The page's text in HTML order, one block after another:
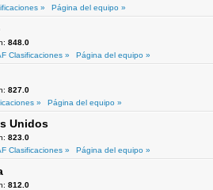
»
Página del equipo »
848.0
Clasificaciones »
Página del equipo »
827.0
»
Página del equipo »
Unidos
823.0
Clasificaciones »
Página del equipo »
812.0